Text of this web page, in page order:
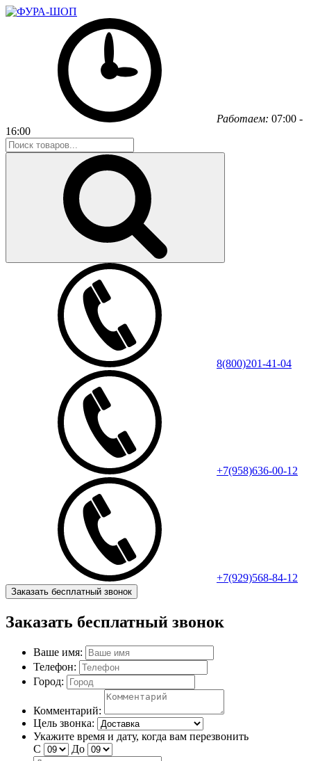
Работаем: 07:00 -
16:00
8(800)201-41-04
+7(958)636-00-12
+7(929)568-84-12
Заказать бесплатный звонок
Заказать бесплатный звонок
Ваше имя:
Телефон:
Город:
Комментарий:
Цель звонка:
Укажите время и дату, когда вам перезвонить
С
До